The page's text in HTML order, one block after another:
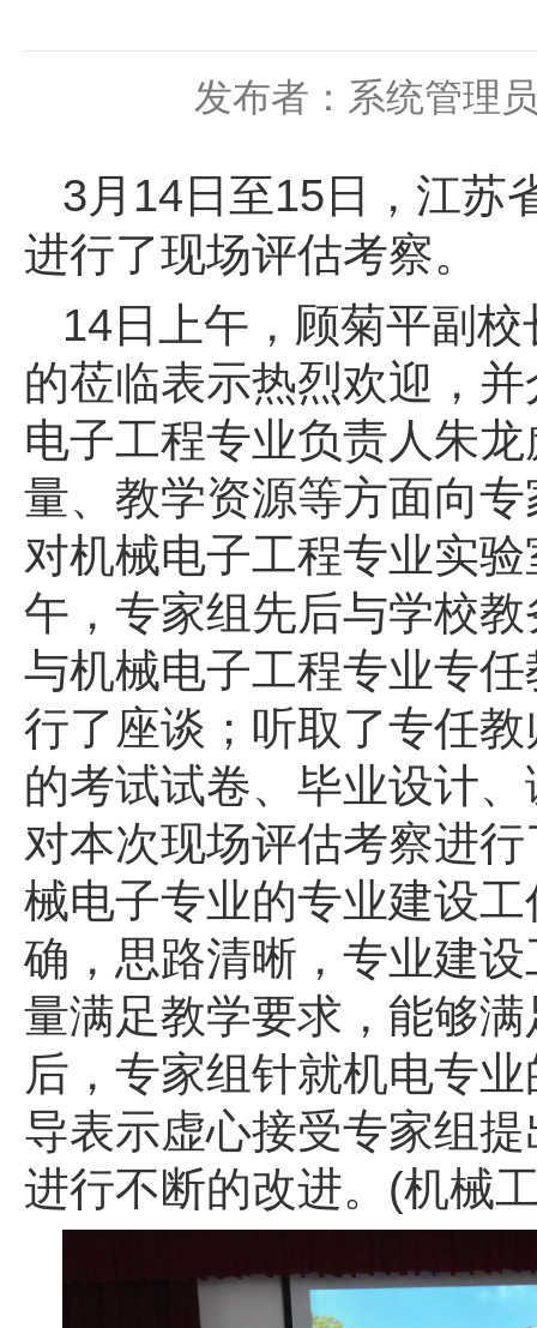
发布者：系统管理
3月14日至15日，江苏
进行了现场评估考察。
14日上午，顾菊平副
的莅临表示热烈欢迎，
电子工程专业负责人朱
量、教学资源等方面向
对机械电子工程专业实
午，专家组先后与学校
与机械电子工程专业专
行了座谈；听取了专任
的考试试卷、毕业设计
对本次现场评估考察进
械电子专业的专业建设
确，思路清晰，专业建
量满足教学要求，能够
后，专家组针就机电专
导表示虚心接受专家组
进行不断的改进。(机械